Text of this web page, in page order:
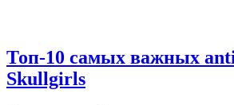
Топ-10 самых важных
Skullgirls